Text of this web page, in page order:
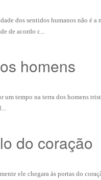
dos sentidos humanos não é
de acordo c...
homens
tempo na terra dos homens
do coração
ele chegara às portas do